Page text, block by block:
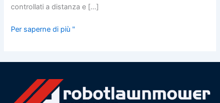
controllati a distanza e […]
Per saperne di più "